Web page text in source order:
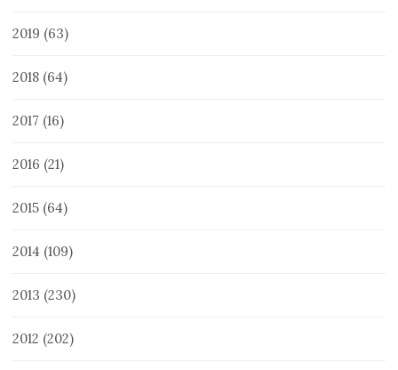
2019 (63)
2018 (64)
2017 (16)
2016 (21)
2015 (64)
2014 (109)
2013 (230)
2012 (202)